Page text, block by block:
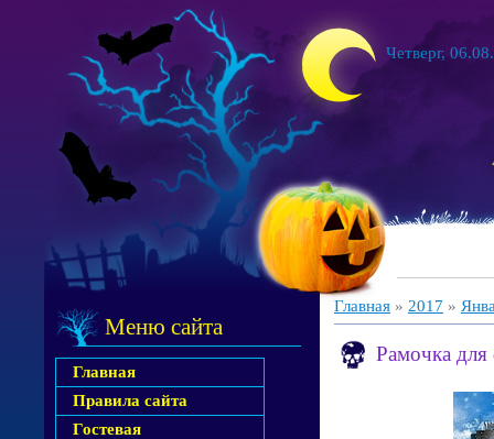
Четверг,
Меню сайта
Главная
Правила сайта
Гостевая
Главная » 2017 »
Рамочка для